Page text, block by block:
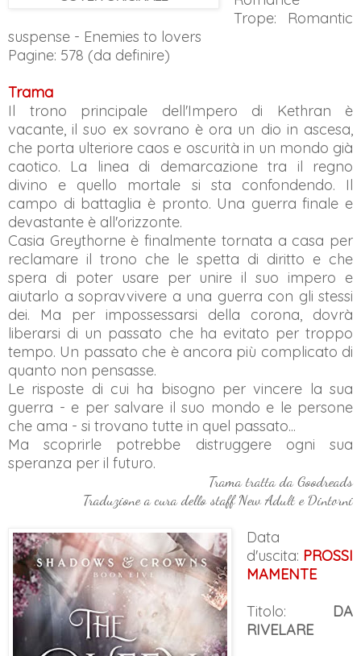
Trope: Romantic
suspense - Enemies to lovers
Pagine: 578 (da definire)
Trama
Il trono principale dell'Impero di Kethran è
vacante, il suo ex sovrano è ora un dio in ascesa,
che porta ulteriore caos e oscurità in un mondo già
caotico. La linea di demarcazione tra il regno
divino e quello mortale si sta confondendo. Il
campo di battaglia è pronto. Una guerra finale e
devastante è all'orizzonte.
Casia Greythorne è finalmente tornata a casa per
reclamare il trono che le spetta di diritto e che
spera di poter usare per unire il suo impero e
aiutarlo a sopravvivere a una guerra con gli stessi
dei. Ma per impossessarsi della corona, dovrà
liberarsi di un passato che ha evitato per troppo
tempo. Un passato che è ancora più complicato di
quanto non pensasse.
Le risposte di cui ha bisogno per vincere la sua
guerra - e per salvare il suo mondo e le persone
che ama - si trovano tutte in quel passato...
Ma scoprirle potrebbe distruggere ogni sua
speranza per il futuro.
Trama tratta da Goodreads
Traduzione a cura dello staff New Adult e Dintorni
Data
d'uscita: PROSSI
MAMENTE
Titolo: DA
RIVELARE